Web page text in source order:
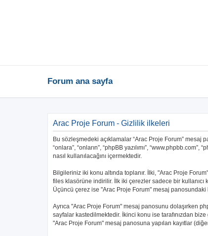
Forum ana sayfa
Arac Proje Forum - Gizlilik ilkeleri
Bu sözleşmedeki açıklamalar “Arac Proje Forum” mesaj
“onlara”, “onların”, “phpBB yazılımı”,
nasıl kullanılacağını içermektedir.
Bilgileriniz iki konu altında toplanır. İlki, "Arac Proje
files klasörüne indirilir. İlk iki çerezler sadece bir
Üçüncü çerez ise "Arac Proje Forum" mesaj panosundaki
Ayrıca "Arac Proje Forum" mesaj panosunu dolaşırken
sayfalar kastedilmektedir. İkinci konu ise tarafınızdan
"Arac Proje Forum" mesaj panosuna yapılan kayıtlar